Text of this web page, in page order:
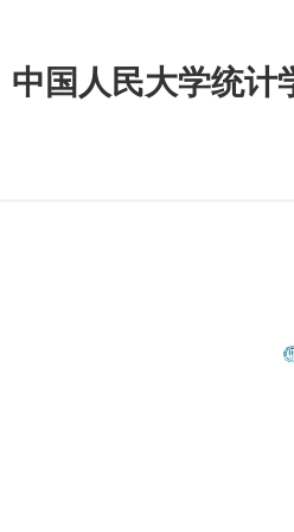
中国人民大学统